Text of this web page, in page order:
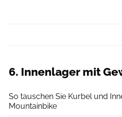
6. Innenlager mit
So tauschen Sie Kurbel und
Mountainbike